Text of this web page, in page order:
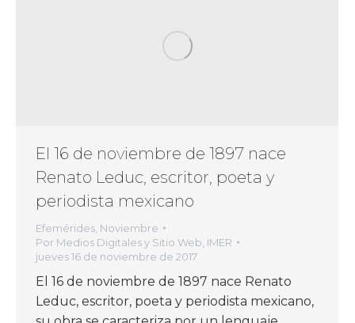
El 16 de noviembre de 1897 nace
Renato Leduc, escritor, poeta y
periodista mexicano
Efemérides Noviembre
Por Medios Digitales y Sitio Web, IMER
jueves 16 de noviembre de 2017
El 16 de noviembre de 1897 nace Renato
Leduc, escritor, poeta y periodista mexicano,